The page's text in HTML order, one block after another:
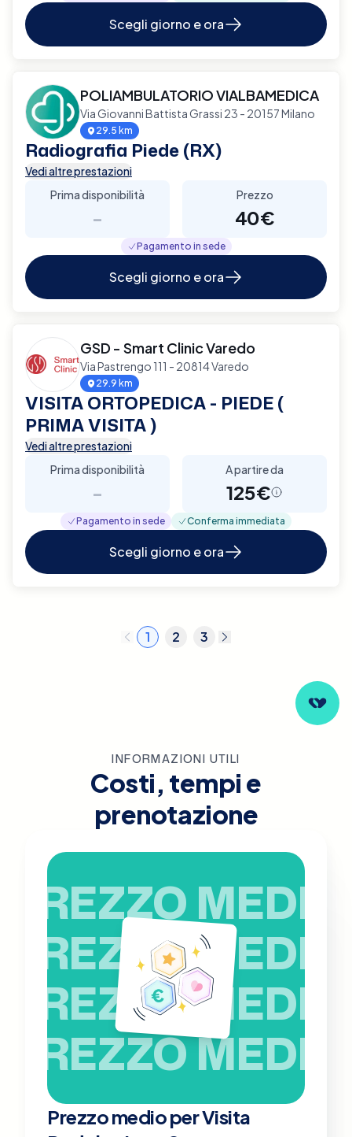
Scegli giorno e ora
POLIAMBULATORIO VIALBAMEDICA
Via Giovanni Battista Grassi 23 - 20157 Milano
29.5 km
Radiografia Piede (RX)
Vedi altre prestazioni
Prima disponibilità
-
Prezzo
40€
Pagamento in sede
Scegli giorno e ora
GSD - Smart Clinic Varedo
Via Pastrengo 111 - 20814 Varedo
29.9 km
VISITA ORTOPEDICA - PIEDE (
PRIMA VISITA )
Vedi altre prestazioni
Prima disponibilità
-
A partire da
125€
Pagamento in sede Conferma immediata
Scegli giorno e ora
1 2 3
INFORMAZIONI UTILI
Costi, tempi e
prenotazione
PREZZO MEDIO
PREZZO MEDIO
PREZZO MEDIO
PREZZO MEDIO
Prezzo medio per Visita